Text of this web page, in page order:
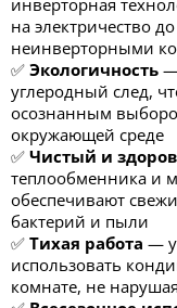
инверторная
на электричество
неинверторными
✅ Экологичность —
углеродный след,
осознанным
окружающей среде
✅ Чистый и
теплообменника и
обеспечивают
бактерий и пыли
✅ Тихая работа —
использовать
комнате, не